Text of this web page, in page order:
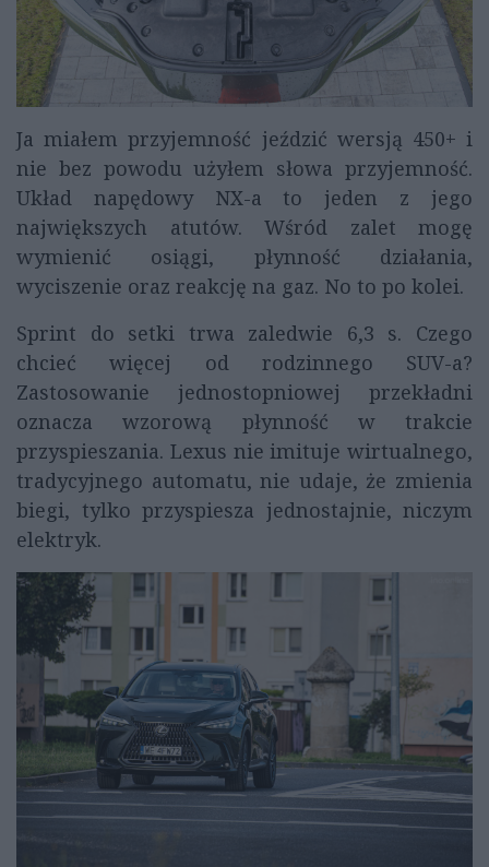
Ja miałem przyjemność jeździć wersją 450+ i
nie bez powodu użyłem słowa przyjemność.
Układ napędowy NX-a to jeden z jego
największych atutów. Wśród zalet mogę
wymienić osiągi, płynność działania,
wyciszenie oraz reakcję na gaz. No to po kolei.
Sprint do setki trwa zaledwie 6,3 s. Czego
chcieć więcej od rodzinnego SUV-a?
Zastosowanie jednostopniowej przekładni
oznacza wzorową płynność w trakcie
przyspieszania. Lexus nie imituje wirtualnego,
tradycyjnego automatu, nie udaje, że zmienia
biegi, tylko przyspiesza jednostajnie, niczym
elektryk.